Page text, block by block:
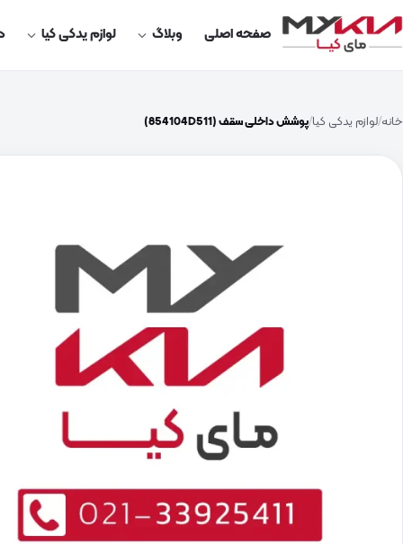
صفحه اصلی وبلاگ لوازم یدکی کیا
خانه لوازم یدکی کیا پوشش داخلی سقف (854104D511)